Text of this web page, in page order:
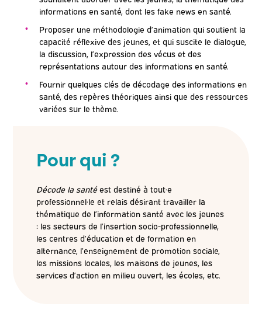
informations en santé, dont les fake news en santé.
Proposer une méthodologie d’animation qui soutient la
capacité réflexive des jeunes, et qui suscite le dialogue,
la discussion, l’expression des vécus et des
représentations autour des informations en santé.
Fournir quelques clés de décodage des informations en
santé, des repères théoriques ainsi que des ressources
variées sur le thème.
Pour qui ?
Décode la santéest destiné à tout·e
professionnel·le et relais désirant travailler la
thématique de l’information santé avec les jeunes
: les secteurs de l’insertion socio-professionnelle,
les centres d’éducation et de formation en
alternance, l’enseignement de promotion sociale,
les missions locales, les maisons de jeunes, les
services d’action en milieu ouvert, les écoles, etc.